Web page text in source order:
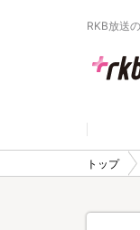
RKB放送
トップ